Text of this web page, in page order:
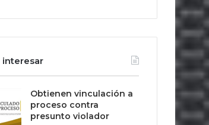
interesar
Obtienen vinculación a
proceso contra
presunto violador